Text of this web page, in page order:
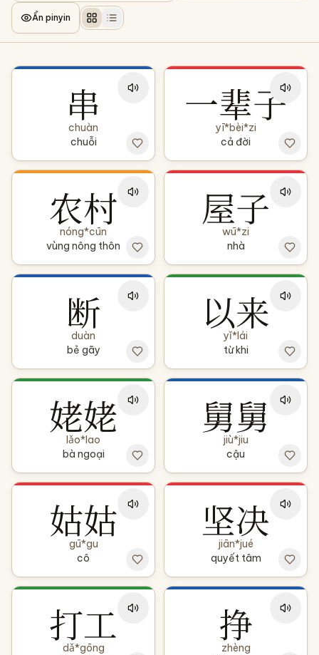
Ẩn pinyin
串
chuàn
chuỗi
一辈子
yī*bèi*zi
cả đời
农村
nóng*cūn
vùng nông thôn
屋子
wū*zi
nhà
断
duàn
bẻ gãy
以来
yǐ*lái
từ khi
姥姥
lǎo*lao
bà ngoại
舅舅
jiù*jiu
cậu
姑姑
gū*gu
cô
坚决
jiān*jué
quyết tâm
打工
dǎ*gōng
挣
zhèng